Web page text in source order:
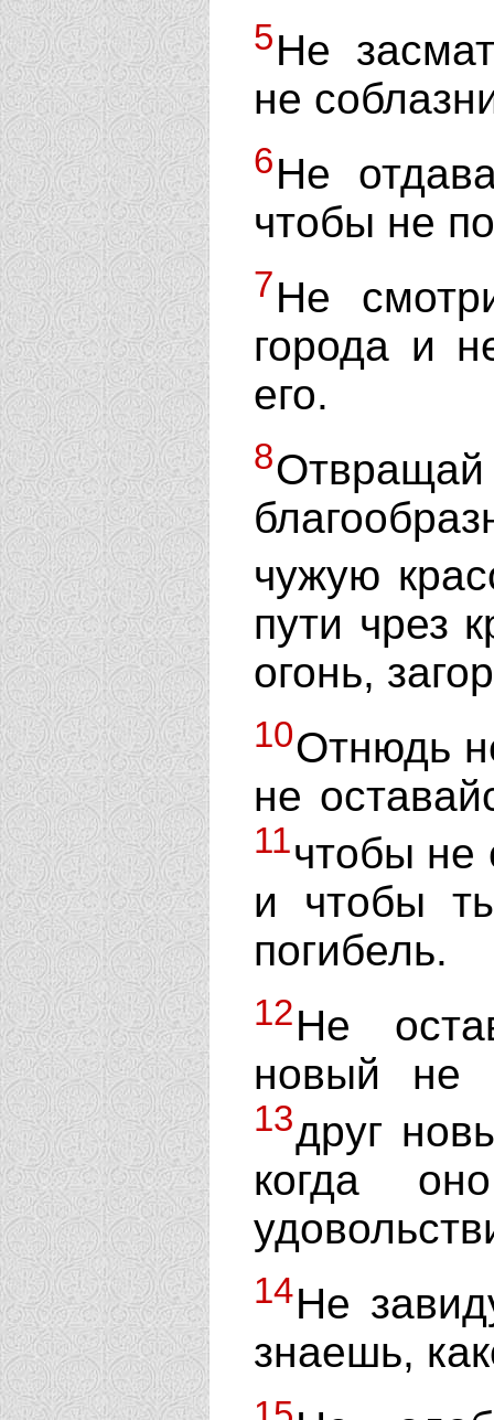
5Не
не
6Не
чтобы не
7Не
города и
его.
8
чужую
пути чрез
огонь,
10Отнюдь
не
11чтобы не
и чтобы
погибель.
12Не
новый не
13друг
когда
14Не
знаешь,